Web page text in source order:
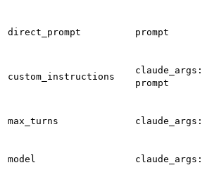
direct_prompt prompt
custom_instructions
claude_args:
prompt
max_turns
model claude_args: